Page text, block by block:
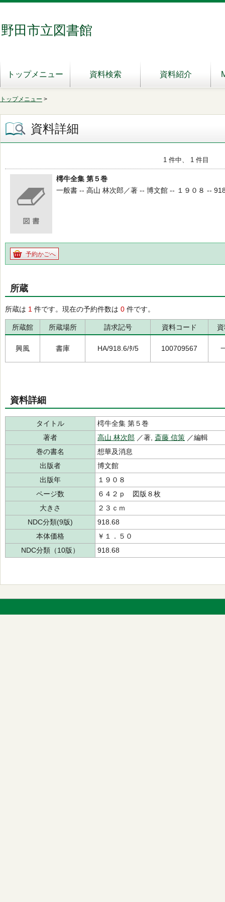
野田市立図書館
トップメニュー 資料検索 資料紹介
トップメニュー >
資料詳細
1 件中、 1 件目
樗牛全集 第５巻
一般書 -- 高山 林次郎／著 -- 博文館 -- １９０８ --
予約かごへ
所蔵
所蔵は 1 件です。現在の予約件数は 0 件です。
所蔵館 所蔵場所 請求記号 資料コード
興風 書庫 HA/918.6/ﾀ/5 100709567
資料詳細
タイトル
樗牛全集 第５巻
著者
高山 林次郎 ／著, 斎藤 信策 ／編輯
巻の書名
想華及消息
出版者
博文館
出版年
１９０８
ページ数
６４２ｐ 図版８枚
大きさ
２３ｃｍ
NDC分類(9版)
918.68
本体価格
￥１．５０
NDC分類（10版）
918.68